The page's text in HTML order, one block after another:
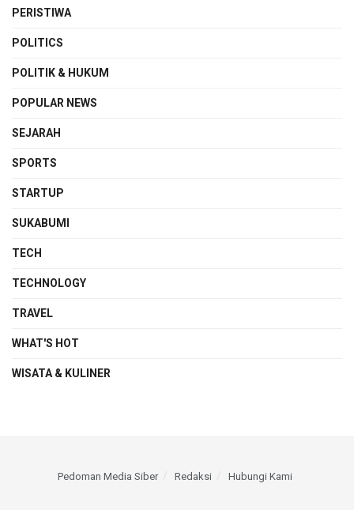
PERISTIWA
POLITICS
POLITIK & HUKUM
POPULAR NEWS
SEJARAH
SPORTS
STARTUP
SUKABUMI
TECH
TECHNOLOGY
TRAVEL
WHAT'S HOT
WISATA & KULINER
Pedoman Media Siber Redaksi Hubungi Kami